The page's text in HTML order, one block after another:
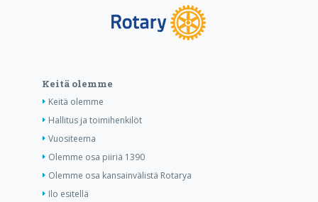
Keitä olemme
Keitä olemme
Hallitus ja toimihenkilöt
Vuositeema
Olemme osa piiriä 1390
Olemme osa kansainvälistä Rotarya
Ilo esitellä